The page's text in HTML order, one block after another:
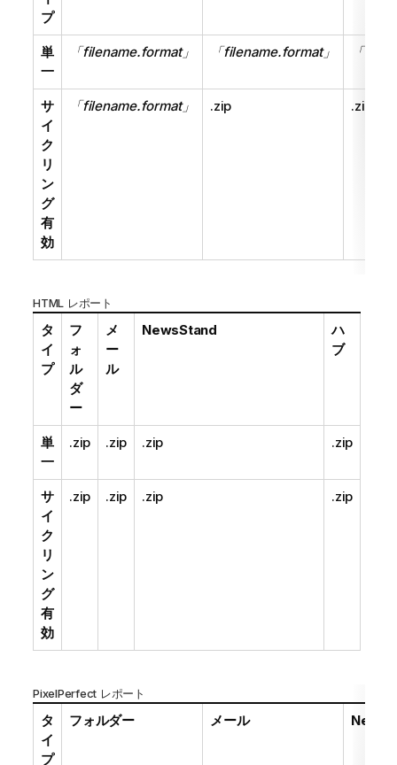
プ
単
一
「filename.format」 「filename.format」 「
サ
イ
ク
リ
ン
グ
有
効
「filename.format」 .zip .zip
HTML レポート
タ
イ
プ
フ
ォ
ル
ダ
ー
メ
ー
ル
NewsStand
ハ
ブ
単
一
.zip .zip .zip .zip
サ
イ
ク
リ
ン
グ
有
効
.zip .zip .zip .zip
PixelPerfect レポート
タ
イ
プ
フォルダー メール